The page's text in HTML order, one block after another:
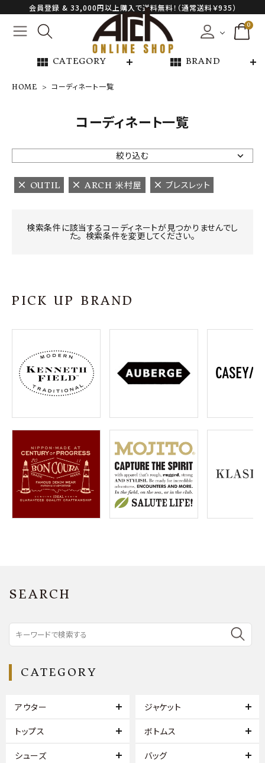
会員登録 & 33,000円以上購入で送料無料！（通常送料￥935）
0
view_module CATEGORY view_module BRAND
NEW ARRIVAL
ARCH EXCLUSIVE
BRAND
INFORMATION
ご利用ガイド
プライバシーポリシー
特定商取引法について
お問い合わせ
OFFICIAL WEB SITE
ACCOUNT MENU
ようこそ ゲスト 様
meeting_room ログイン 会員登録
HOME コーディネート一覧
コーディネート一覧
絞り込む
OUTIL ARCH 米村屋 ブレスレット
検索条件に該当するコーディネートが見つかりませんでし
た。 検索条件を変更してください。
PICK UP BRAND
SEARCH
CATEGORY
アウター ジャケット
トップス ボトムス
シューズ バッグ